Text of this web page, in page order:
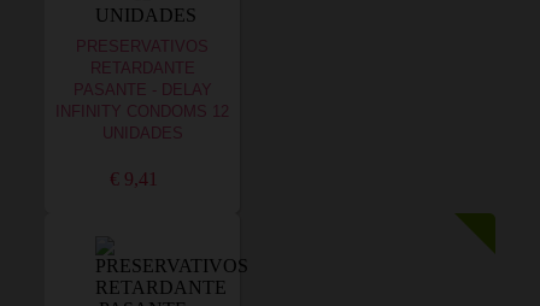
PRESERVATIVOS
RETARDANTE
PASANTE - DELAY
INFINITY CONDOMS 12
UNIDADES
€ 9,41